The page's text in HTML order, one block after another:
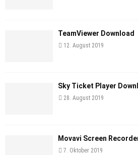
TeamViewer Download
12. August 2019
Sky Ticket Player
28. August 2019
Movavi Screen
7. Oktober 2019